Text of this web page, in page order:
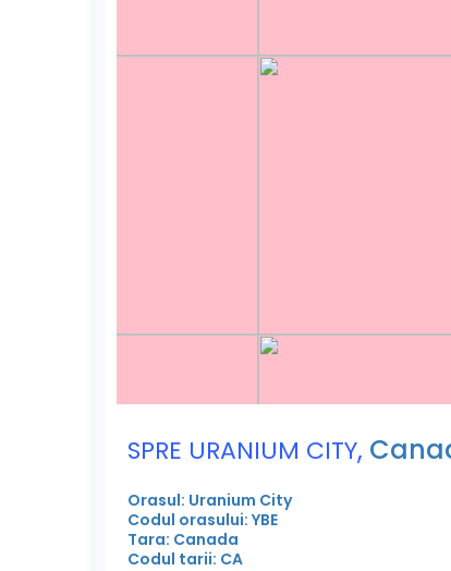
SPRE URANIUM CITY,
Orasul: Uranium City
Codul orasului: YBE
Tara: Canada
Codul tarii: CA